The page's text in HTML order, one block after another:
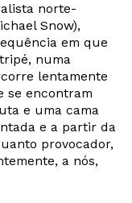
norte-
Snow),
em que
numa
lentamente
se encontram
e uma cama
e a partir da
provocador,
a nós,